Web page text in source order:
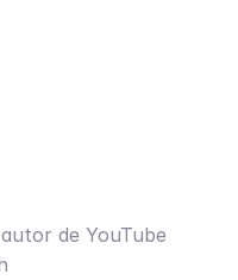
de YouTube